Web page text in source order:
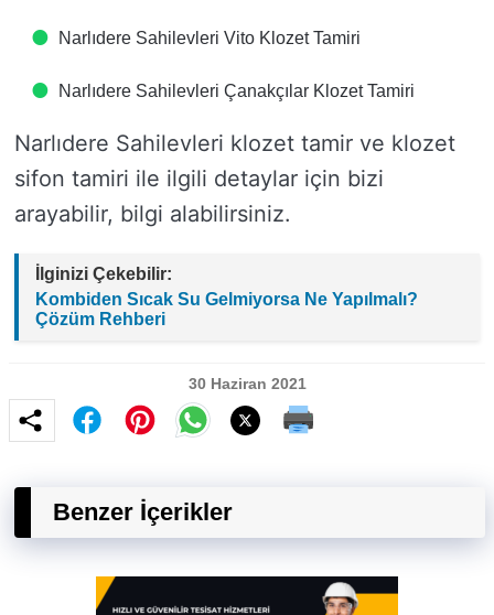
Narlıdere Sahilevleri Vito Klozet Tamiri
Narlıdere Sahilevleri Çanakçılar Klozet Tamiri
Narlıdere Sahilevleri klozet tamir ve klozet
sifon tamiri ile ilgili detaylar için bizi
arayabilir, bilgi alabilirsiniz.
İlginizi Çekebilir:
Kombiden Sıcak Su Gelmiyorsa Ne Yapılmalı?
Çözüm Rehberi
30 Haziran 2021
Benzer İçerikler